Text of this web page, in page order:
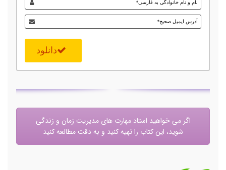
دانلود
اگر می خواهید استاد مهارت های مدیریت زمان و زندگی
شوید، این کتاب را تهیه کنید و به دقت مطالعه کنید